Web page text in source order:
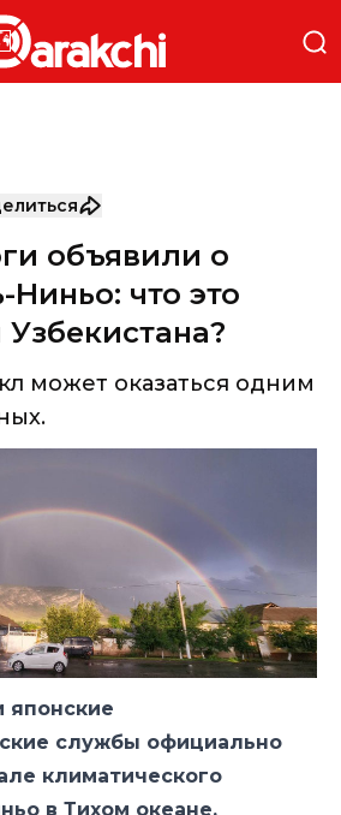
объявили о
Ниньо: что это
может оказаться одним
японские
службы официально
климатического
в Тихом океане.